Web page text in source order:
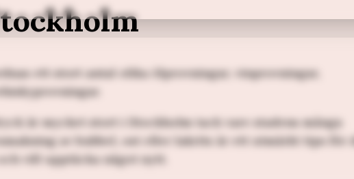
ett stort antal olika ölprovningar, vinprovningar,
är mycket stort i Stockholm tack vare stadens många
av bubbel, ost eller lakrits är ett utmärkt tips för
vill upptäcka något nytt.